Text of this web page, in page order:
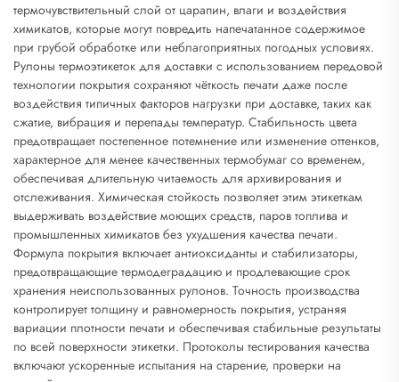
термочувствительный слой от царапин, влаги и воздействия
химикатов, которые могут повредить напечатанное содержимое
при грубой обработке или неблагоприятных погодных условиях.
Рулоны термоэтикеток для доставки с использованием передовой
технологии покрытия сохраняют чёткость печати даже после
воздействия типичных факторов нагрузки при доставке, таких как
сжатие, вибрация и перепады температур. Стабильность цвета
предотвращает постепенное потемнение или изменение оттенков,
характерное для менее качественных термобумаг со временем,
обеспечивая длительную читаемость для архивирования и
отслеживания. Химическая стойкость позволяет этим этикеткам
выдерживать воздействие моющих средств, паров топлива и
промышленных химикатов без ухудшения качества печати.
Формула покрытия включает антиоксиданты и стабилизаторы,
предотвращающие термодеградацию и продлевающие срок
хранения неиспользованных рулонов. Точность производства
контролирует толщину и равномерность покрытия, устраняя
вариации плотности печати и обеспечивая стабильные результаты
по всей поверхности этикетки. Протоколы тестирования качества
включают ускоренные испытания на старение, проверки на